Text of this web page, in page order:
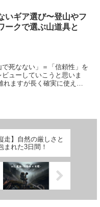
いギア選び〜登山やフ
ークで選ぶ山道具と
死なない」＝「信頼性」を
ューしていこうと思いま
ますが長く確実に使える
走】自然の厳しさと
まれた3日間！